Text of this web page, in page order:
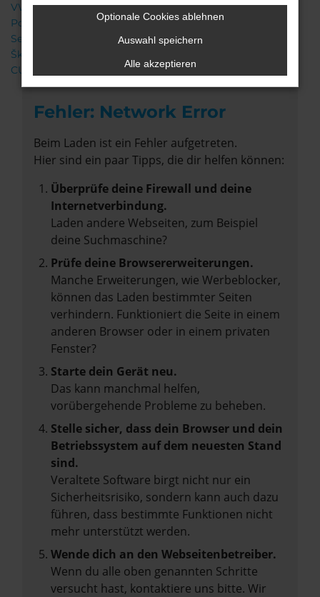
VW
Porsche
Seat
Škoda
CUPRA
Fehler: Network Error
Beim Laden ist ein Fehler aufgetreten.
Hier sind ein paar Tipps, die dir helfen können:
Überprüfe deine Firewall und deine
Internetverbindung.
Laden andere Webseiten, zum Beispiel
deine Suchmaschine?
Prüfe deine Browsererweiterungen.
Manche Erweiterungen, wie Werbeblocker,
können das Laden bestimmter Seiten
verhindern. Funktioniert die Seite in einem
anderen Browser oder in einem privaten
Fenster?
Starte dein Gerät neu.
Das kann manchmal helfen,
vorübergehende Probleme zu beheben.
Stelle sicher, dass dein Browser und dein
Betriebssystem auf dem neuesten Stand
sind.
Veraltete Software birgt nicht nur ein
Sicherheitsrisiko, sondern kann auch dazu
führen, dass bestimmte Funktionen nicht
mehr unterstützt werden.
Wende dich an den Webseitenbetreiber.
Wenn du alle oben genannten Schritte
versucht hast, kontaktiere uns bitte. Wir
Optionale Cookies ablehnen
Auswahl speichern
Alle akzeptieren